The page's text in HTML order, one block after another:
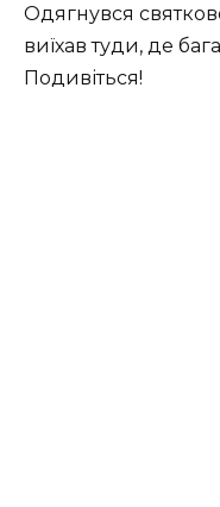
Одягнувся
виїхав туди, де
Подивіться!